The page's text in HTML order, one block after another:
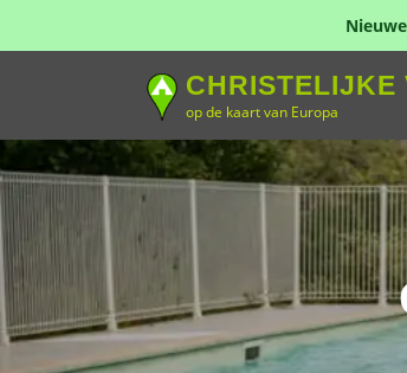
springen
CHRISTELIJKE
op de kaart van Europa